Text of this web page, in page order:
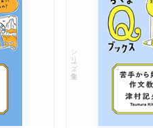
シリーズ・全集